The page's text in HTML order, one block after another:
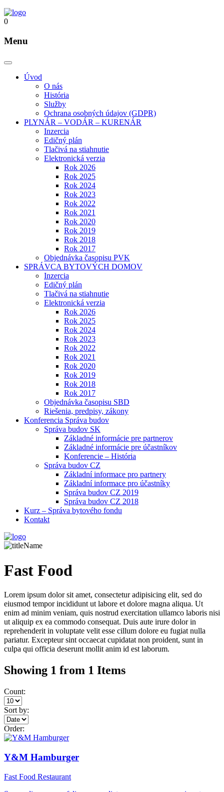
0
Menu
Úvod
O nás
História
Služby
Ochrana osobných údajov (GDPR)
PLYNÁR – VODÁR – KURENÁR
Inzercia
Edičný plán
Tlačivá na stiahnutie
Elektronická verzia
Rok 2026
Rok 2025
Rok 2024
Rok 2023
Rok 2022
Rok 2021
Rok 2020
Rok 2019
Rok 2018
Rok 2017
Objednávka časopisu PVK
SPRÁVCA BYTOVÝCH DOMOV
Inzercia
Edičný plán
Tlačivá na stiahnutie
Elektronická verzia
Rok 2026
Rok 2025
Rok 2024
Rok 2023
Rok 2022
Rok 2021
Rok 2020
Rok 2019
Rok 2018
Rok 2017
Objednávka časopisu SBD
Riešenia, predpisy, zákony
Konferencia Správa budov
Správa budov SK
Základné informácie pre partnerov
Základné informácie pre účastníkov
Konferencie – História
Správa budov CZ
Základní informace pro partnery
Základní informace pro účastníky
Správa budov CZ 2019
Správa budov CZ 2018
Kurz – Správa bytového fondu
Kontakt
Fast Food
Lorem ipsum dolor sit amet, consectetur adipisicing elit, sed do
eiusmod tempor incididunt ut labore et dolore magna aliqua. Ut
enim ad minim veniam, quis nostrud exercitation ullamco laboris nisi
ut aliquip ex ea commodo consequat. Duis aute irure dolor in
reprehenderit in voluptate velit esse cillum dolore eu fugiat nulla
pariatur. Excepteur sint occaecat cupidatat non proident, sunt in
culpa qui officia deserunt mollit anim id est laborum.
Showing 1 from 1 Items
Count:
Sort by:
Order:
Y&M Hamburger
Fast Food Restaurant